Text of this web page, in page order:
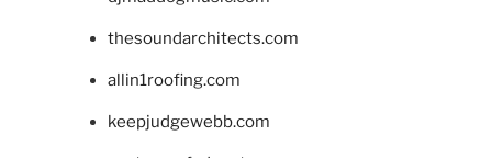
thesoundarchitects.com
allin1roofing.com
keepjudgewebb.com